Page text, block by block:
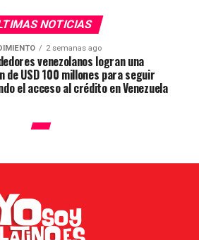
NOTICIAS
2 semanas ago
venezolanos logran una
de USD 100 millones para seguir
el acceso al crédito en Venezuela